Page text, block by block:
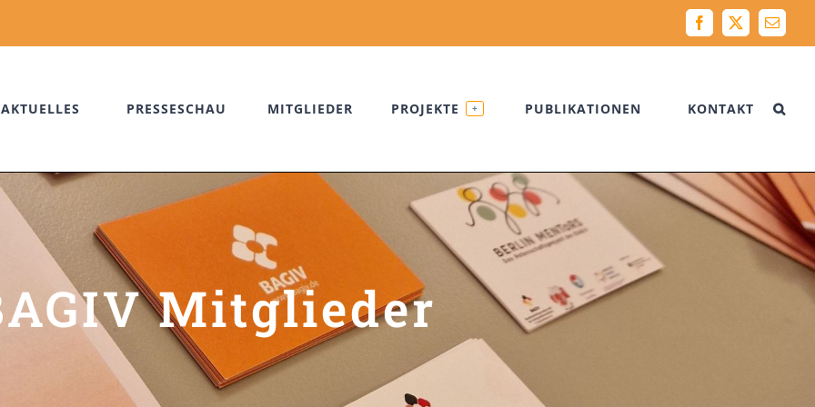
Facebook
X Email
AKTUELLES PRESSESCHAU MITGLIEDER PROJEKTE + PUBLIKATIONEN KONTAKT
Mitglieder